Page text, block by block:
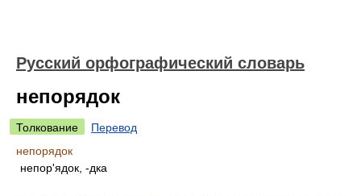
Русский орфографический словарь
непорядок
Толкование
Перевод
непорядок
непор'ядок, -дка